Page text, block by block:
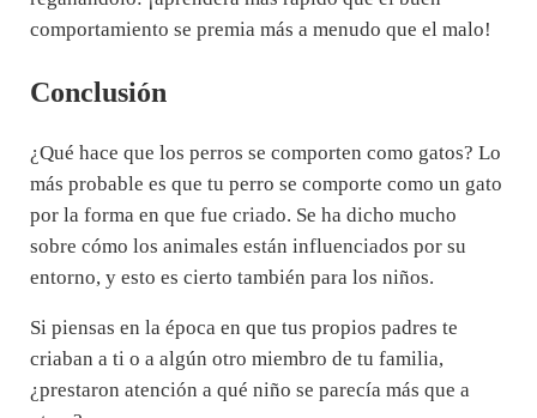
comportamiento se premia más a menudo que el malo!
Conclusión
¿Qué hace que los perros se comporten como gatos? Lo
más probable es que tu perro se comporte como un gato
por la forma en que fue criado. Se ha dicho mucho
sobre cómo los animales están influenciados por su
entorno, y esto es cierto también para los niños.
Si piensas en la época en que tus propios padres te
criaban a ti o a algún otro miembro de tu familia,
¿prestaron atención a qué niño se parecía más que a